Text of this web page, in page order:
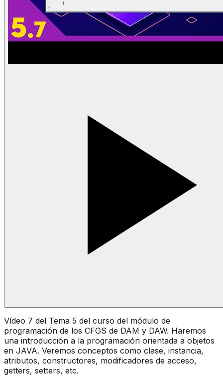
Vídeo 7 del Tema 5 del curso del módulo de
programación de los CFGS de DAM y DAW. Haremos
una introducción a la programación orientada a objetos
en JAVA. Veremos conceptos como clase, instancia,
atributos, constructores, modificadores de acceso,
getters, setters, etc.